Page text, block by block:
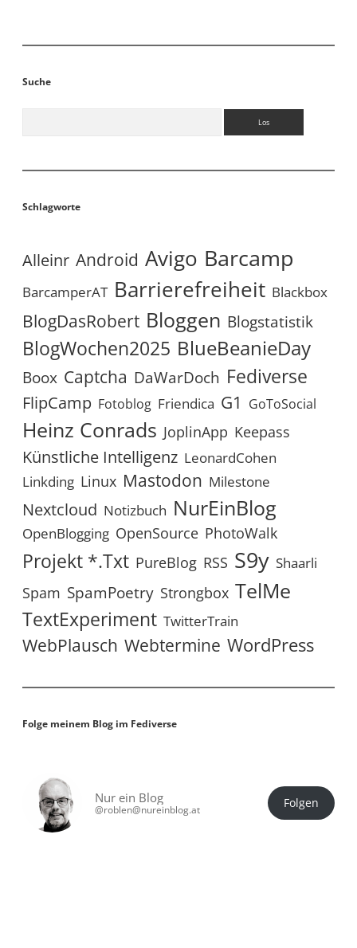
Suche
Schlagworte
Alleinr Android Avigo Barcamp
BarcamperAT Barrierefreiheit Blackbox
BlogDasRobert Bloggen Blogstatistik
BlogWochen2025 BlueBeanieDay
Boox Captcha DaWarDoch Fediverse
FlipCamp Fotoblog Friendica G1 GoToSocial
Heinz Conrads JoplinApp Keepass
Künstliche Intelligenz LeonardCohen
Linkding Linux Mastodon Milestone
Nextcloud Notizbuch NurEinBlog
OpenBlogging OpenSource PhotoWalk
Projekt *.txt PureBlog RSS S9y Shaarli
Spam SpamPoetry Strongbox TelMe
TextExperiment TwitterTrain
WebPlausch Webtermine WordPress
Folge meinem Blog im Fediverse
Nur ein Blog
@roblen@nureinblog.at Folgen